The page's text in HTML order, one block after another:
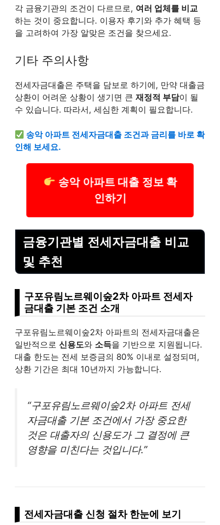
각 금융기관의 조건이 다르므로, 여러 업체를 비교
하는 것이 중요합니다. 이용자 후기와 추가 혜택 등
을 고려하여 가장 알맞은 조건을 찾으세요.
기타 주의사항
전세자금대출은 주택을 담보로 하기에, 만약 대출금
상환이 어려운 상황이 생기면 큰 재정적 부담이 될
수 있습니다. 따라서, 세심한 계획이 필요합니다.
송악 아파트 전세자금대출 조건과 금리를 바로 확
인해 보세요.
송악 아파트 대출 정보 확
인하기
금융기관별 전세자금대출 비교
및 추천
구포유림노르웨이숲2차 아파트 전세자
금대출 기본 조건 소개
구포유림노르웨이숲2차 아파트의 전세자금대출은
일반적으로 신용도와 소득을 기반으로 지원됩니다.
대출 한도는 전세 보증금의 80% 이내로 설정되며,
상환 기간은 최대 10년까지 가능합니다.
“구포유림노르웨이숲2차 아파트 전세
자금대출 기본 조건에서 가장 중요한
것은 대출자의 신용도가 그 결정에 큰
영향을 미친다는 것입니다.”
전세자금대출 신청 절차 한눈에 보기